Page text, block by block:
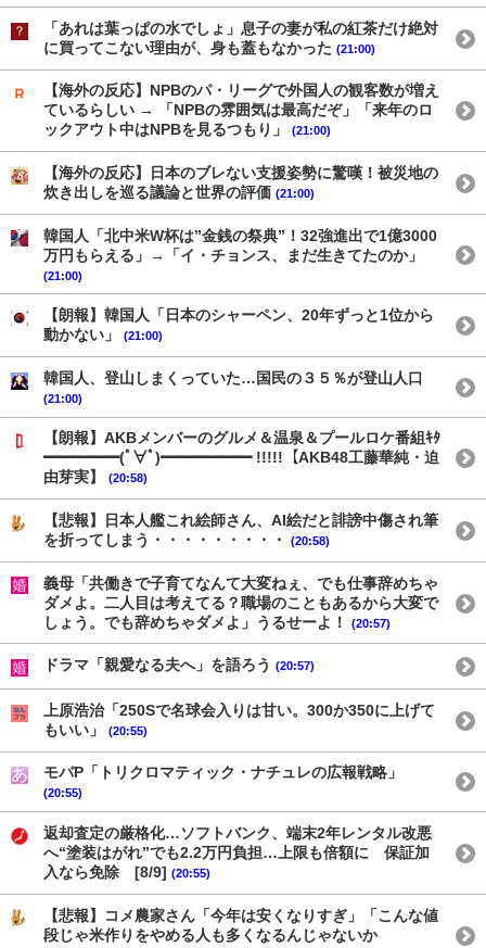
「あれは葉っぱの水でしょ」息子の妻が私の紅茶だけ絶対
に買ってこない理由が、身も蓋もなかった (21:00)
【海外の反応】NPBのパ・リーグで外国人の観客数が増え
ているらしい → 「NPBの雰囲気は最高だぞ」「来年のロ
ックアウト中はNPBを見るつもり」
(21:00)
【海外の反応】日本のブレない支援姿勢に驚嘆！被災地の
炊き出しを巡る議論と世界の評価 (21:00)
韓国人「北中米W杯は”金銭の祭典”！32強進出で1億3000
万円もらえる」→「イ・チョンス、まだ生きてたのか」
(21:00)
【朗報】韓国人「日本のシャーペン、20年ずっと1位から
動かない」
(21:00)
韓国人、登山しまくっていた…国民の３５％が登山人口
(21:00)
【朗報】AKBメンバーのグルメ＆温泉＆プールロケ番組ｷﾀ
━━━━━(ﾟ∀ﾟ)━━━━━━ !!!!!【AKB48工藤華純・迫
由芽実】
(20:58)
【悲報】日本人艦これ絵師さん、AI絵だと誹謗中傷され筆
を折ってしまう・・・・・・・・・
(20:58)
義母「共働きで子育てなんて大変ねぇ、でも仕事辞めちゃ
ダメよ。二人目は考えてる？職場のこともあるから大変で
しょう。でも辞めちゃダメよ」うるせーよ！
(20:57)
ドラマ「親愛なる夫へ」を語ろう (20:57)
上原浩治「250Sで名球会入りは甘い。300か350に上げて
もいい」
(20:55)
モバP「トリクロマティック・ナチュレの広報戦略」
(20:55)
返却査定の厳格化…ソフトバンク、端末2年レンタル改悪
へ“塗装はがれ”でも2.2万円負担…上限も倍額に 保証加
入なら免除 [8/9] (20:55)
【悲報】コメ農家さん「今年は安くなりすぎ」「こんな値
段じゃ米作りをやめる人も多くなるんじゃないか